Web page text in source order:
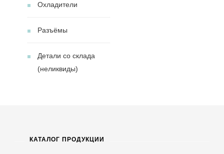
Охладители
Разъёмы
Детали со склада
(неликвиды)
КАТАЛОГ ПРОДУКЦИИ